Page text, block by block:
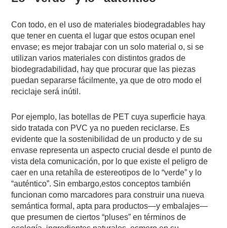
Con todo, en el uso de materiales biodegradables hay
que tener en cuenta el lugar que estos ocupan enel
envase; es mejor trabajar con un solo material o, si se
utilizan varios materiales con distintos grados de
biodegradabilidad, hay que procurar que las piezas
puedan separarse fácilmente, ya que de otro modo el
reciclaje será inútil.
Por ejemplo, las botellas de PET cuya superficie haya
sido tratada con PVC ya no pueden reciclarse. Es
evidente que la sostenibilidad de un producto y de su
envase representa un aspecto crucial desde el punto de
vista dela comunicación, por lo que existe el peligro de
caer en una retahíla de estereotipos de lo “verde” y lo
“auténtico”. Sin embargo,estos conceptos también
funcionan como marcadores para construir una nueva
semántica formal, apta para productos—y embalajes—
que presumen de ciertos “pluses” en términos de